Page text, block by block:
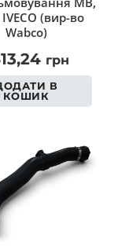
(вир-во
Wabco)
грн
В
КОШИК